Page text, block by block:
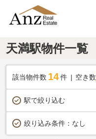
天満駅物件一覧
該当物件数 14件 空き数
駅で絞り込む
絞り込み条件： なし